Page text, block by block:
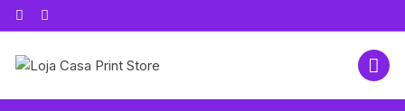
Pular
para
conteúdo